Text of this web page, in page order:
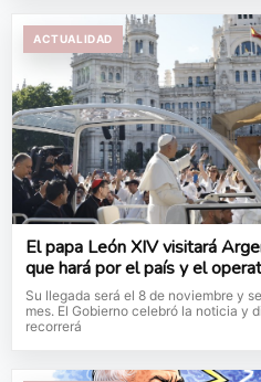
ACTUALIDAD
El papa León XIV visitará
que hará por el país y el
Su llegada será el 8 de noviembre y
mes. El Gobierno celebró la noticia y
recorrerá